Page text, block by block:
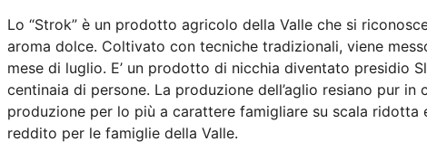
Lo “Strok” è un prodotto agricolo della Valle che si
aroma dolce. Coltivato con tecniche tradizionali, viene
mese di luglio. E’ un prodotto di nicchia diventato presidio
centinaia di persone. La produzione dell’aglio resiano pur
produzione per lo più a carattere famigliare su scala
reddito per le famiglie della Valle.